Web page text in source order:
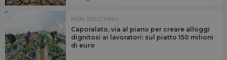
NON SOLO VINO
Caporalato, via al piano per creare alloggi
dignitosi ai lavoratori: sul piatto 150 milioni
di euro